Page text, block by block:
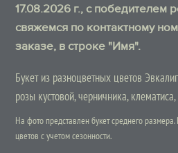
17.08.2026 г., с
свяжемся по контактному
заказе, в строке "Имя".
Букет из разноцветных цветов
розы кустовой, черничника,
На фото представлен букет среднего
цветов с учетом сезонности.